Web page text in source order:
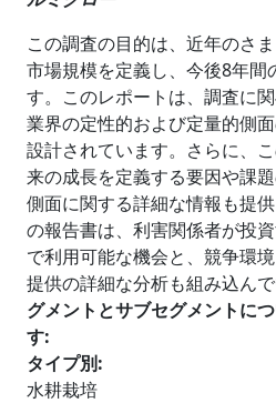
この調査の目的は、近年のさ
市場規模を定義し、今後8年間
す。このレポートは、調査に
業界の定性的および定量的側
設計されています。さらに、
来の成長を定義する要因や課
側面に関する詳細な情報も提
の報告書は、利害関係者が投
で利用可能な機会と、競争環
提供の詳細な分析も組み込んで
グメントとサブセグメントに
す:
タイプ別:
水耕栽培